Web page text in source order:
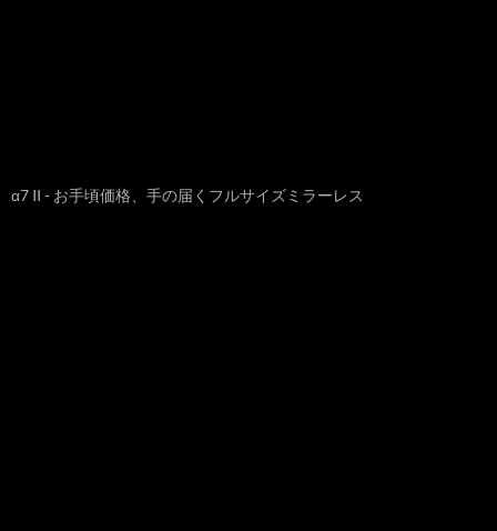
α7 II - お手頃価格、手の届くフルサイズミラーレス